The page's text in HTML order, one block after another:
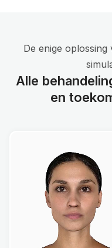
De enige
Alle
en